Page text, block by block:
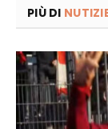
PIÙ DI